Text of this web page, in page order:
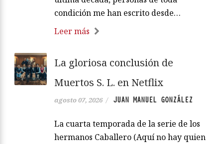
condición me han escrito desde…
Leer más
La gloriosa conclusión de
Muertos S. L. en Netflix
agosto 07, 2026 / JUAN MANUEL GONZÁLEZ
La cuarta temporada de la serie de los
hermanos Caballero (Aquí no hay quien